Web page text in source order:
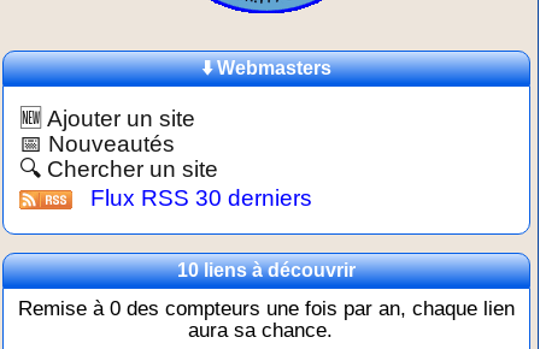
⬇️ Webmasters
🆕 Ajouter un site
📅 Nouveautés
🔍 Chercher un site
Flux RSS 30 derniers
10 liens à découvrir
Remise à 0 des compteurs une fois par an, chaque lien
aura sa chance.